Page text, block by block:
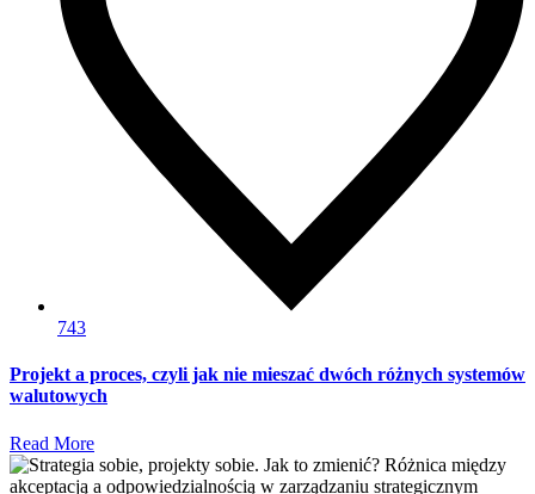
743
Projekt a proces, czyli jak nie mieszać dwóch różnych systemów
walutowych
Read More